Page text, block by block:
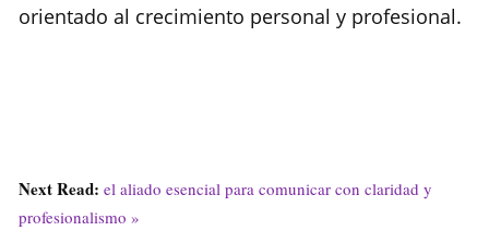
orientado al crecimiento personal y profesional.
Next Read: el aliado esencial para comunicar con claridad y
profesionalismo »